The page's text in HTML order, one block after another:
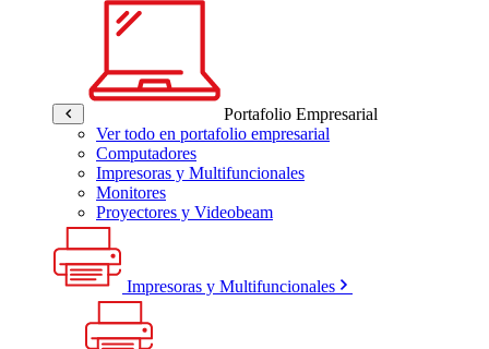
Portafolio Empresarial
Ver todo en portafolio empresarial
Computadores
Impresoras y Multifuncionales
Monitores
Proyectores y Videobeam
Impresoras y Multifuncionales